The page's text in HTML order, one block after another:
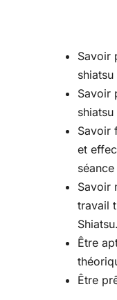
Savoir
Savoir
Savoir
et
Savoir
travail
Shiatsu.
Être
Être